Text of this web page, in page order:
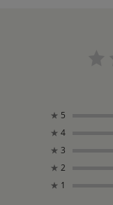
★ 5
★ 4
★ 3
★ 2
★ 1